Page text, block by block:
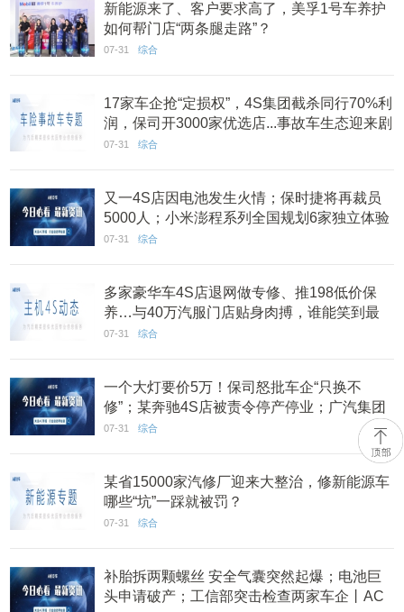
新能源来了、客户要求高了，美孚1号车养护
如何帮门店“两条腿走路”？
07-31 综合
17家车企抢“定损权”，4S集团截杀同行70%利
润，保司开3000家优选店...事故车生态迎来剧
变？
07-31 综合
又一4S店因电池发生火情；保时捷将再裁员
5000人；小米澎程系列全国规划6家独立体验
店丨AC早报
07-31 综合
多家豪华车4S店退网做专修、推198低价保
养…与40万汽服门店贴身肉搏，谁能笑到最
后？
07-31 综合
一个大灯要价5万！保司怒批车企“只换不
修”；某奔驰4S店被责令停产停业；广汽集团
广爱保险经纪获批丨AC早报
07-31 综合
某省15000家汽修厂迎来大整治，修新能源车
哪些“坑”一踩就被罚？
07-31 综合
补胎拆两颗螺丝 安全气囊突然起爆；电池巨
头申请破产；工信部突击检查两家车企丨AC